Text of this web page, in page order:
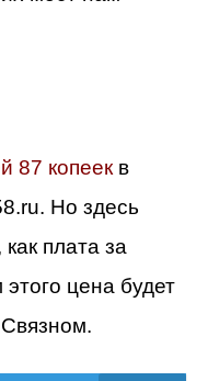
87 копеекв
Но здесь
плата за
цена будет